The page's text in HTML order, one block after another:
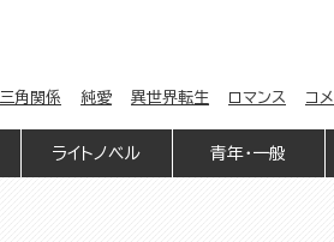
三角関係 純愛 異世界転生 ロマンス コ
ライトノベル 青年・一般